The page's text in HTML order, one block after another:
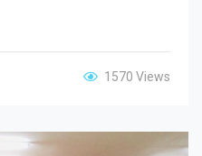
1570 Views